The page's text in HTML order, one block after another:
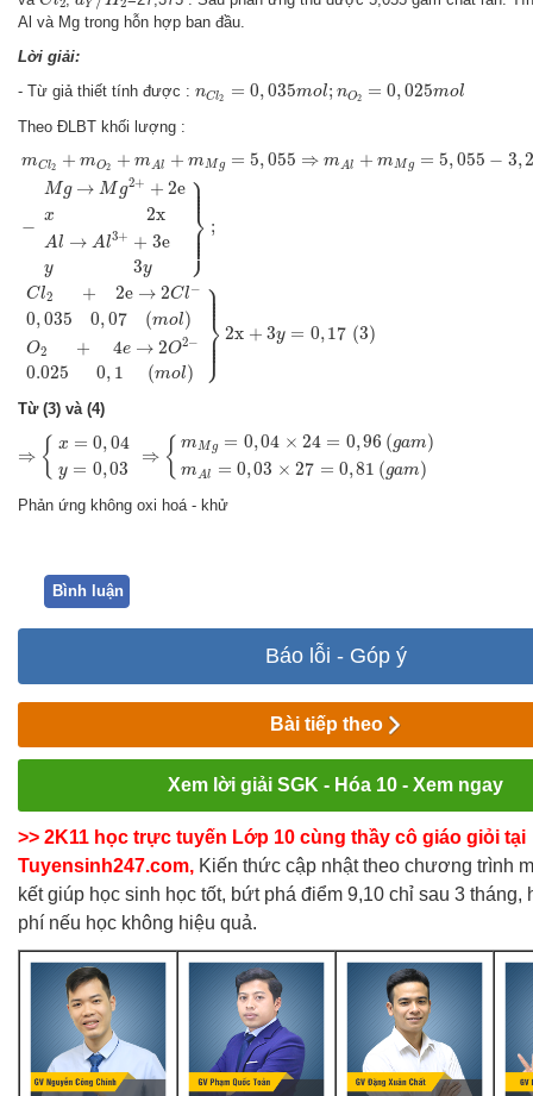
2 Y 2
Al và Mg trong hỗn hợp ban đầu.
Lời giải:
- Từ giả thiết tính được : nCl2 = 0,035mol; nO2 = 0,025mol
0,035m n 025 mol
Theo ĐLBT khối lượng :
mCl2 + mO2 + m Al + mM g = 5,055 ⇒ m Al + mM g = 5,055 − 3,
−
Mg → M g2+ + 2e
x 2x
Al → Al3+ + 3e
y 3y
⎫
⎪
⎪ ⎪ ⎪⎬
⎪
⎪
⎪
⎪⎭
;
Cl2 + 2e → 2Cl−
0,035 0,07 (mol)
O2 + 4e → 2O2−
0.025 0, 1 (mol)
⎫
⎪
⎪ ⎪ ⎪⎬
⎪
⎪
⎪
⎪⎭
2x + 3y = 0,17 (3)
+ m mM 055⇒mA 5 285=1, ga
Từ (3) và (4)
⇒ { x = 0,04
y = 0,03
⇒ { mM g = 0,04 × 24 = 0,96 (gam)
m Al = 0,03 × 27 = 0,81 (gam)
x= y =0 , m 04 ×24 ,96 am)m A 03
Phản ứng không oxi hoá - khử
Bình luận
Báo lỗi - Góp ý
Bài tiếp theo
Xem lời giải SGK - Hóa 10 - Xem ngay
>> 2K11 học trực tuyến Lớp 10 cùng thầy cô giáo giỏi tại
Tuyensinh247.com, Kiến thức cập nhật theo chương trình
kết giúp học sinh học tốt, bứt phá điểm 9,10 chỉ sau 3 tháng,
phí nếu học không hiệu quả.